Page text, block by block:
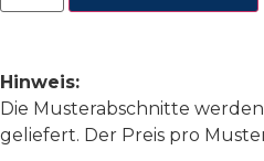
Hinweis:
Die Musterabschnitte
geliefert. Der Preis pro